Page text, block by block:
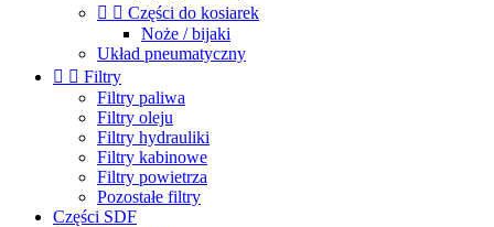
  Części do kosiarek
Noże / bijaki
Układ pneumatyczny
  Filtry
Filtry paliwa
Filtry oleju
Filtry hydrauliki
Filtry kabinowe
Filtry powietrza
Pozostałe filtry
Części SDF